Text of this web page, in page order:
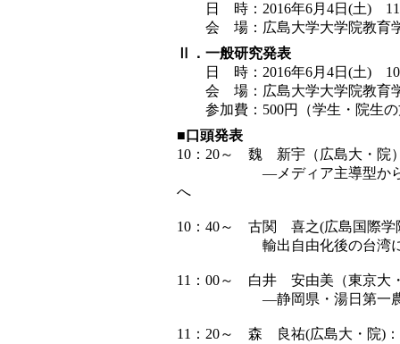
日 時：2016年6月4日(土) 11
会 場：広島大学大学院教育学
Ⅱ．一般研究発表
日 時：2016年6月4日(土) 10：
会 場：広島大学大学院教育
参加費：500円（学生・院生
■口頭発表
10：20～ 魏 新宇（広島大・院
―メディア主導型から、観
へ
10：40～ 古関 喜之(広島国際学
輸出自由化後の台湾にお
11：00～ 白井 安由美（東京大
―静岡県・湯日第一農協
11：20～ 森 良祐(広島大・院)：